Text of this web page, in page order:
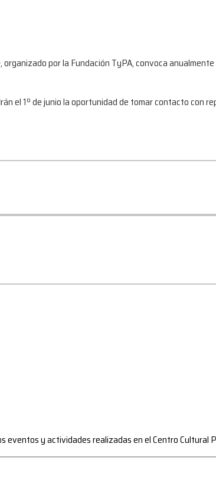
por la Fundación TyPA, convoca
el 1º de junio la oportunidad de tomar contacto con
y actividades realizadas en el Centro Cultural